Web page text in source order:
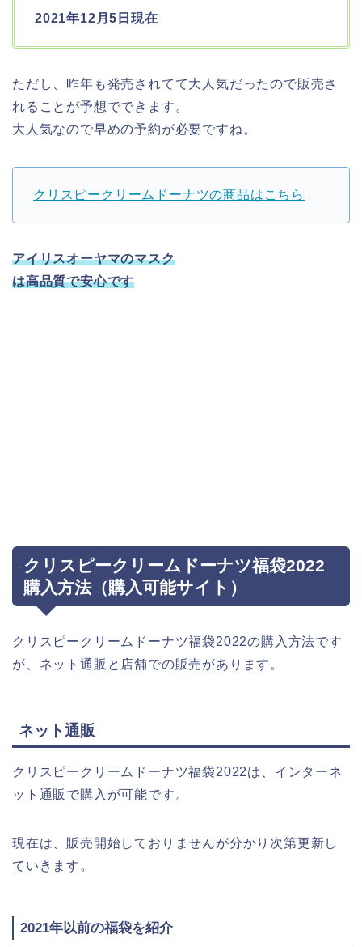
2021年12月5日現在
ただし、昨年も発売されてて大人気だったので販売さ
れることが予想でできます。
大人気なので早めの予約が必要ですね。
クリスピークリームドーナツの商品はこちら
アイリスオーヤマのマスク
は高品質で安心です
クリスピークリームドーナツ福袋2022
購入方法（購入可能サイト）
クリスピークリームドーナツ福袋2022の購入方法です
が、ネット通販と店舗での販売があります。
ネット通販
クリスピークリームドーナツ福袋2022は、インターネ
ット通販で購入が可能です。
現在は、販売開始しておりませんが分かり次第更新し
ていきます。
2021年以前の福袋を紹介